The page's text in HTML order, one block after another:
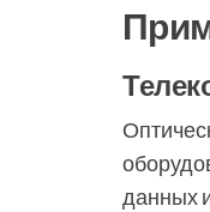
данных